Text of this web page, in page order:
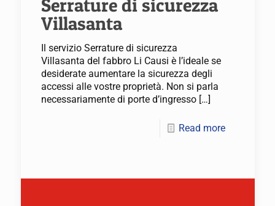
Serrature di sicurezza
Villasanta
Il servizio Serrature di sicurezza
Villasanta del fabbro Li Causi è l’ideale se
desiderate aumentare la sicurezza degli
accessi alle vostre proprietà. Non si parla
necessariamente di porte d’ingresso[…]
Read more